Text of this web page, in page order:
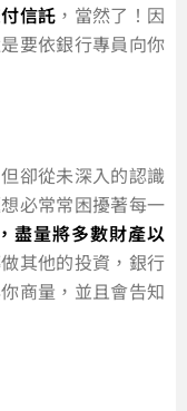
信託 ，當然了！因
要依銀行專員向你
卻從未深入的認識
必常常困擾著每一
盡量將多數財產以
其他的投資，銀行
商量，並且會告知